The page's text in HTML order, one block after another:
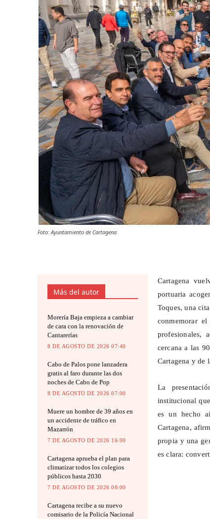
Foto: Ayuntamiento de Cartagena
Más del autor
Morería Baja empieza a cambiar
de cara con la renovación de
Cantarerías
8 DE AGOSTO DE 2026 07:40
Cabo de Palos pone lanzadera
gratis al faro durante las dos
noches de Cabo de Pop
8 DE AGOSTO DE 2026 07:00
Muere un hombre de 39 años en
un accidente de tráfico en
Mazarrón
7 DE AGOSTO DE 2026 16:00
Cartagena aprueba el plan para
climatizar todos los colegios
públicos hasta 2030
7 DE AGOSTO DE 2026 08:00
Cartagena recibe a su nuevo
comisario de la Policía Nacional
Cartagena
portuaria
Toques, una
conmemorar
profesionales,
cercana a las
Cartagena y de
La
institucional
es un hecho
Cartagena,
propia y una
es clara: